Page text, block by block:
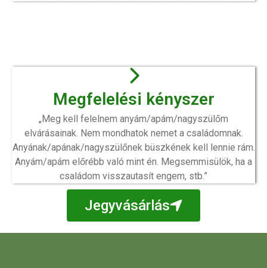
Megfelelési kényszer
„Meg kell felelnem anyám/apám/nagyszülőm
elvárásainak. Nem mondhatok nemet a családomnak.
Anyának/apának/nagyszülőnek büszkének kell lennie rám.
Anyám/apám előrébb való mint én. Megsemmisülök, ha a
családom visszautasít engem, stb.”
Jegyvásárlás